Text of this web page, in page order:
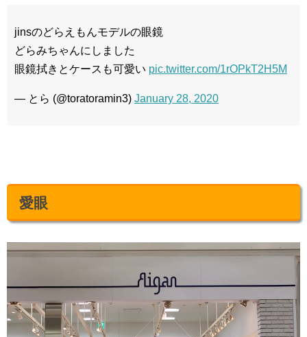
jinsのどらえもんモデルの眼鏡
どらみちゃんにしました
眼鏡拭きとケースも可愛い pic.twitter.com/1rOPkT2H5M
— とら (@toratoramin3) January 28, 2020
愛眼